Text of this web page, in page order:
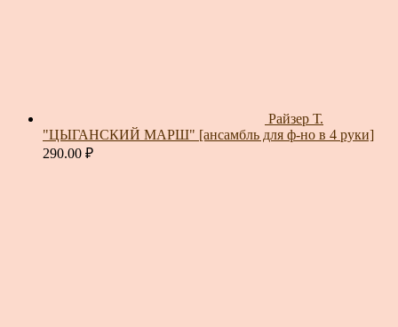
Райзер Т.
"ЦЫГАНСКИЙ МАРШ" [ансамбль для ф-но в 4 руки]
290.00 ₽